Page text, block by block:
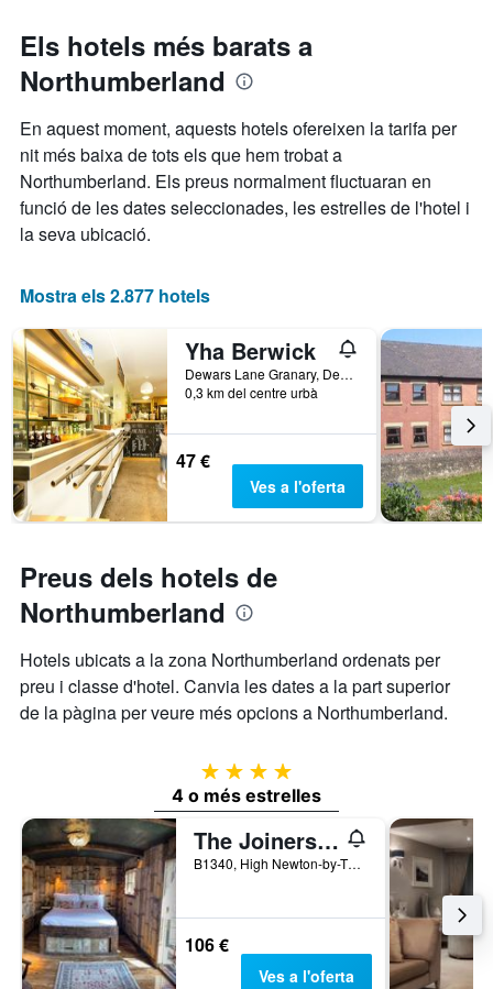
Y
mostra
preu
mitjà
d'una
habitació
Els hotels més barats a
Northumberland
En aquest moment, aquests hotels ofereixen la tarifa per
nit més baixa de tots els que hem trobat a
Northumberland. Els preus normalment fluctuaran en
funció de les dates seleccionades, les estrelles de l'hotel i
la seva ubicació.
Mostra els 2.877 hotels
Yha Berwick
Dewars Lane Granary, Dewars Lane, Berwick-Upon-Tweed, Regne Unit
0,3 km del centre urbà
47 €
Ves a l'oferta
Preus dels hotels de
Northumberland
Hotels ubicats a la zona Northumberland ordenats per
preu i classe d'hotel. Canvia les dates a la part superior
de la pàgina per veure més opcions a Northumberland.
4 estrelles
4 o més estrelles
The Joiners Arms
B1340, High Newton-by-The-Sea, Chathill, Regne Unit
106 €
Ves a l'oferta